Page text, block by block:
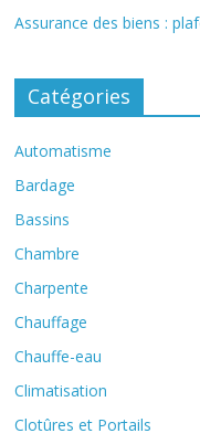
Assurance des biens :
Catégories
Automatisme
Bardage
Bassins
Chambre
Charpente
Chauffage
Chauffe-eau
Climatisation
Clotûres et Portails